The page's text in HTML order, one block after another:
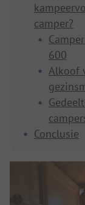
camper?
600
Alkoof
Conclusie